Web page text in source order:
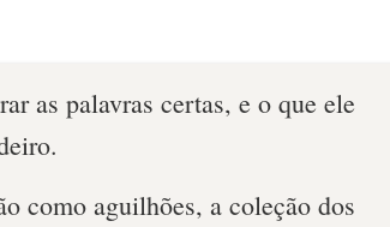
as palavras certas, e o que ele
como aguilhões, a coleção dos